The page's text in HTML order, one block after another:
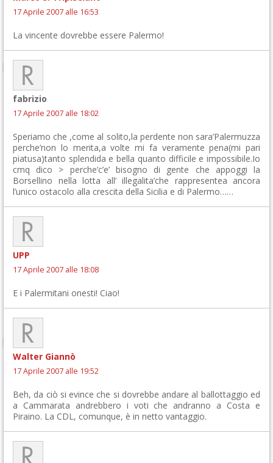
17 Aprile 2007 alle 16:53
La vincente dovrebbe essere Palermo!
fabrizio
17 Aprile 2007 alle 18:02
Speriamo che ,come al solito,la perdente non sara’Palermuzza
perche’non lo merita,a volte mi fa veramente pena(mi pari
piatusa)tanto splendida e bella quanto difficile e impossibile.Io
cmq dico > perche’c’e’ bisogno di gente che appoggi la
Borsellino nella lotta all’ illegalita’che rappresentea ancora
l’unico ostacolo alla crescita della Sicilia e di Palermo……
UPP
17 Aprile 2007 alle 18:08
E i Palermitani onesti! Ciao!
Walter Giannò
17 Aprile 2007 alle 19:52
Beh, da ciò si evince che si dovrebbe andare al ballottaggio ed
a Cammarata andrebbero i voti che andranno a Costa e
Piraino. La CDL, comunque, è in netto vantaggio.